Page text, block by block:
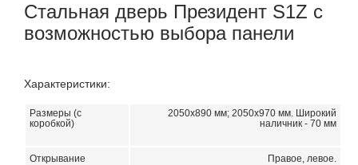
Стальная дверь Президент S1Z с
возможностью выбора панели
Характеристики:
Размеры (с
коробкой)
2050х890 мм; 2050х970 мм. Широкий
наличник - 70 мм
Открывание Правое, левое.